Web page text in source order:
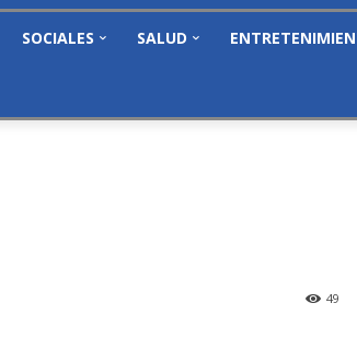
SOCIALES SALUD
49